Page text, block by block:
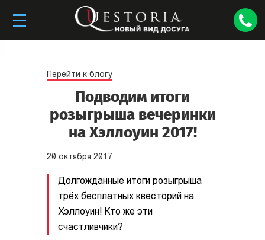
Перейти к блогу
Подводим итоги
розыгрыша вечеринки
на Хэллоуин 2017!
20 октября 2017
Долгожданные итоги розыгрыша
трёх бесплатных квесторий на
Хэллоуин! Кто же эти
счастливчики?